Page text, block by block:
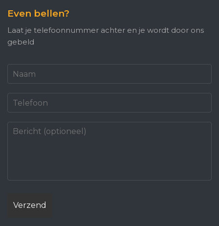
Even bellen?
Laat je telefoonnummer achter en je wordt door ons
gebeld